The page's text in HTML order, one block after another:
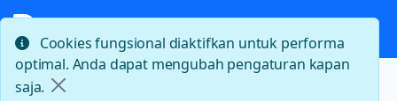
Beranda
Loker Seleksi Calon Pengajar Bahasa Indonesia bagi
Cookies fungsional diaktifkan untuk performa
optimal. Anda dapat mengubah pengaturan kapan
saja.